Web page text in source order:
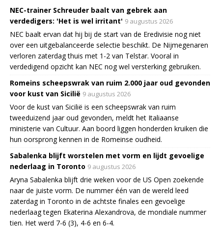
NEC-trainer Schreuder baalt van gebrek aan
verdedigers: 'Het is wel irritant' 9 augustus 2026
NEC baalt ervan dat hij bij de start van de Eredivisie nog niet
over een uitgebalanceerde selectie beschikt. De Nijmegenaren
verloren zaterdag thuis met 1-2 van Telstar. Vooral in
verdedigend opzicht kan NEC nog wel versterking gebruiken.
Romeins scheepswrak van ruim 2.000 jaar oud gevonden
voor kust van Sicilië 9 augustus 2026
Voor de kust van Sicilië is een scheepswrak van ruim
tweeduizend jaar oud gevonden, meldt het Italiaanse
ministerie van Cultuur. Aan boord liggen honderden kruiken die
hun oorsprong kennen in de Romeinse oudheid.
Sabalenka blijft worstelen met vorm en lijdt gevoelige
nederlaag in Toronto 9 augustus 2026
Aryna Sabalenka blijft drie weken voor de US Open zoekende
naar de juiste vorm. De nummer één van de wereld leed
zaterdag in Toronto in de achtste finales een gevoelige
nederlaag tegen Ekaterina Alexandrova, de mondiale nummer
tien. Het werd 7-6 (3), 4-6 en 6-4.